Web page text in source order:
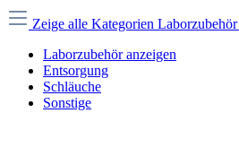
Zeige alle Kategorien Laborzubehör
Laborzubehör anzeigen
Entsorgung
Schläuche
Sonstige